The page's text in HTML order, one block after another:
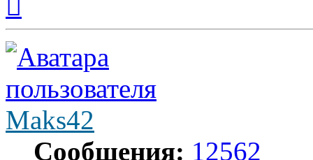
началу
Maks42
Сообщения: 12562